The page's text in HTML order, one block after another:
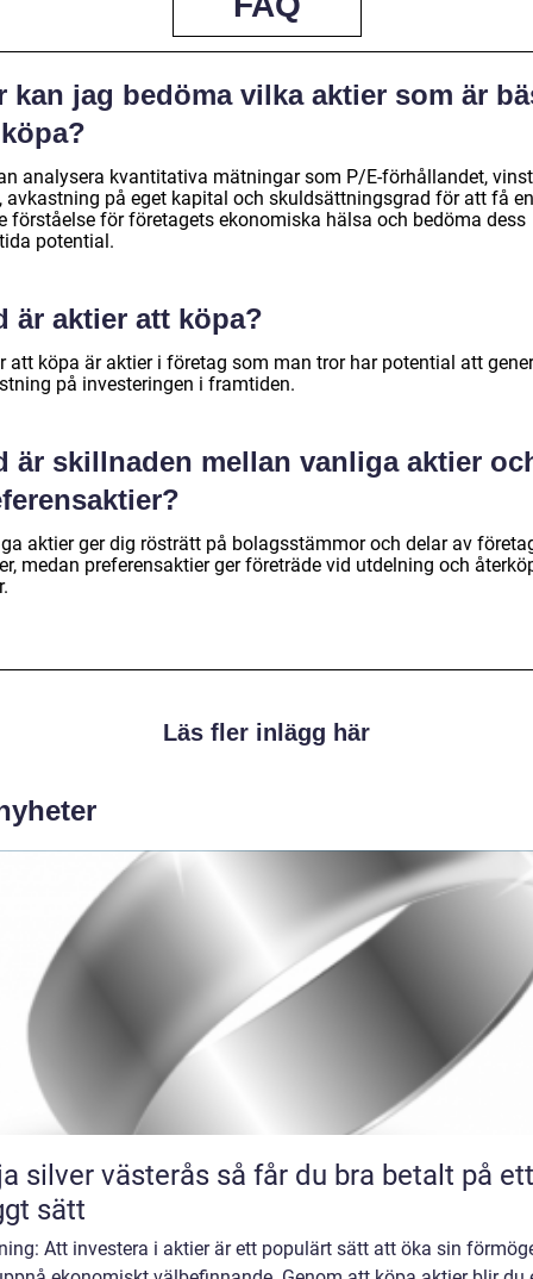
kan jag bedöma vilka aktier som är
analysera kvantitativa mätningar som P/E-förhållandet,
avkastning på eget kapital och skuldsättningsgrad för att få en
förståelse för företagets ekonomiska hälsa och bedöma dess
potential.
är aktier att köpa?
att köpa är aktier i företag som man tror har potential att
på investeringen i framtiden.
är skillnaden mellan vanliga aktier
aktier ger dig rösträtt på bolagsstämmor och delar av
medan preferensaktier ger företräde vid utdelning och
Läs fler inlägg här
västerås så får du bra betalt på ett
sätt
Att investera i aktier är ett populärt sätt att öka sin